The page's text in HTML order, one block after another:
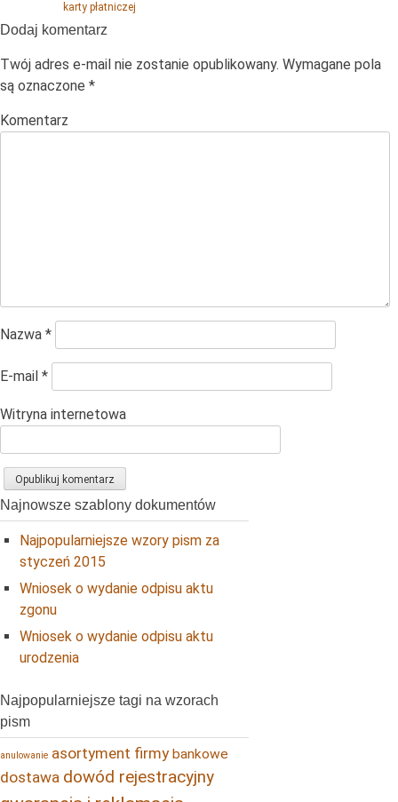
karty płatniczej
Dodaj komentarz
Twój adres e-mail nie zostanie opublikowany. Wymagane pola
są oznaczone *
Komentarz
Nazwa *
E-mail *
Witryna internetowa
Najnowsze szablony dokumentów
Najpopularniejsze wzory pism za
styczeń 2015
Wniosek o wydanie odpisu aktu
zgonu
Wniosek o wydanie odpisu aktu
urodzenia
Najpopularniejsze tagi na wzorach
pism
anulowanie asortyment firmy bankowe
dostawa dowód rejestracyjny